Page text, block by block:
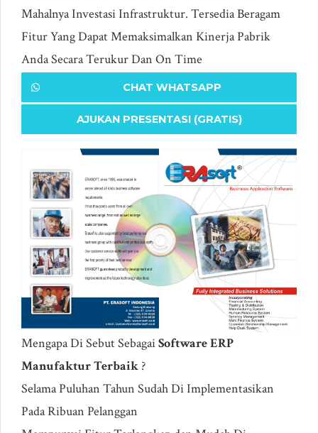
Mahalnya Investasi Infrastruktur. Tersedia Beragam
Fitur Yang Dapat Memaksimalkan Kinerja Pabrik
Anda Secara Terukur Dan On Time
CHAT WHATSAPP
AJUKAN PRESENTASI (GRATIS)
Mengapa Di Sebut SebagaiSoftware ERP
Manufaktur Terbaik ?
Selama Puluhan Tahun Sudah Di Implementasikan
Pada Ribuan Pelanggan